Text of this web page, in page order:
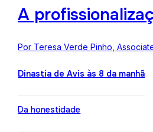
A
Por Teresa Verde Pinho,
Dinastia de Avis às 8 da manhã
Da honestidade